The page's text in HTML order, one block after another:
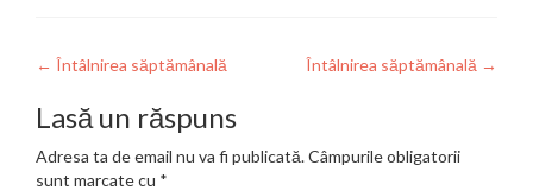
Navigare
în
articole
← Întâlnirea săptămânală Întâlnirea săptămânală →
Lasă un răspuns
Adresa ta de email nu va fi publicată.Câmpurile obligatorii
sunt marcate cu *